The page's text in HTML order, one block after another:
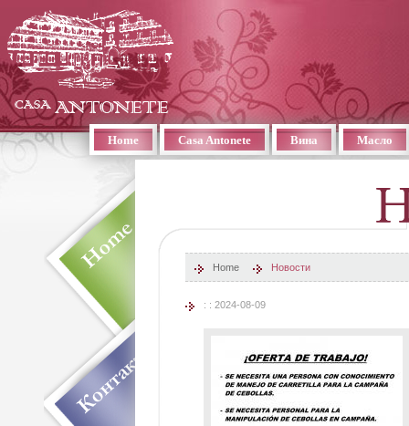
Home Casa Antonete Вина Масло
Home Новости
: : 2024-08-09